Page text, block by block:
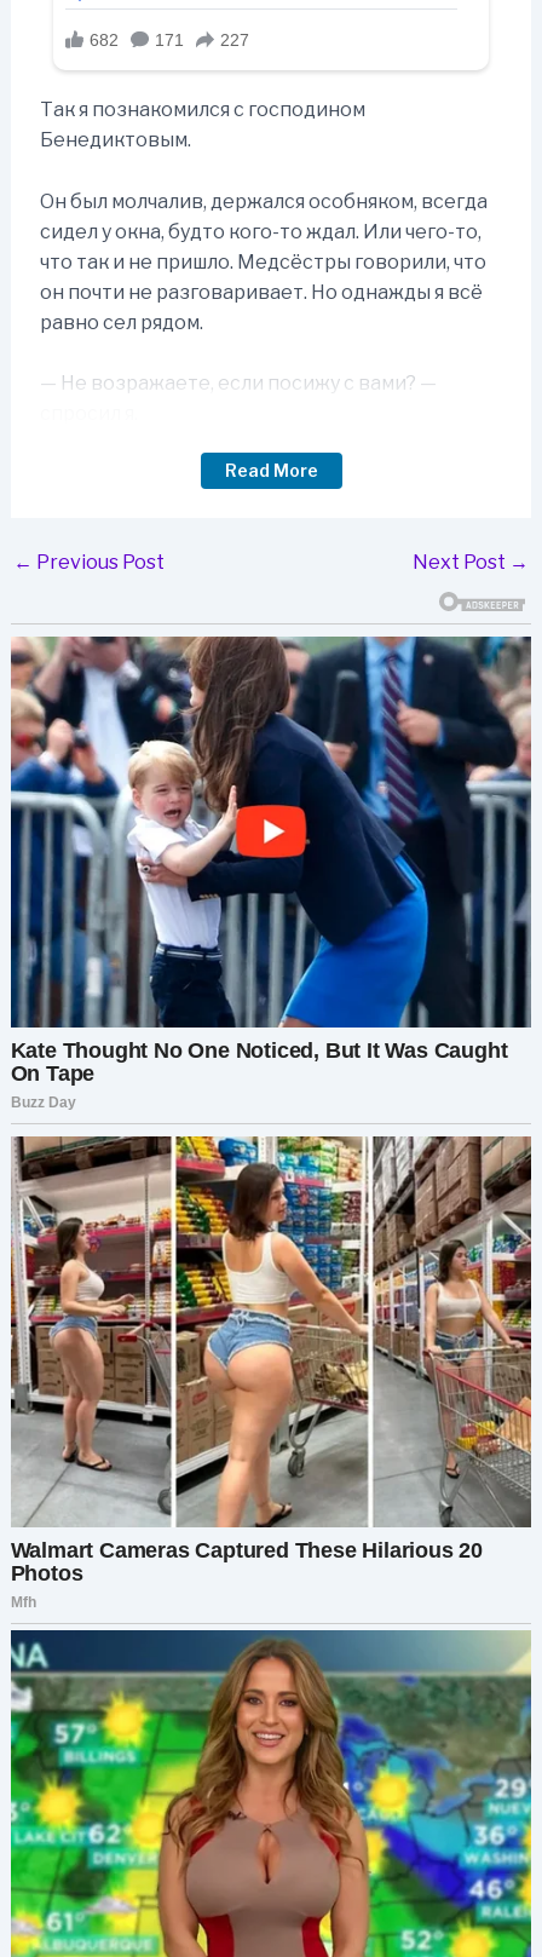
Так я познакомился с господином
Бенедиктовым.
Он был молчалив, держался особняком, всегда
сидел у окна, будто кого-то ждал. Или чего-то,
что так и не пришло. Медсёстры говорили, что
он почти не разговаривает. Но однажды я всё
равно сел рядом.
— Не возражаете, если посижу с вами? —
Он мельком взглянул на меня, потом снова в
— Только поменьше болтай.
Справедливо.
Неделями мы просто сидели в тишине,
наблюдая за миром снаружи. А потом, однажды
днём, он заговорил:
— Бывало у тебя что-то такое, о чём жалеешь
так сильно, что это не даёт тебе покоя?
Я не знал, что ответить. Он никогда раньше не
открывался. Я просто кивнула.
Он тяжело вздохнул, вцепившись в
подлокотники, будто готовился к удару.
— Был у меня сын, — начал он. Голос дрогнул. —
Замечательный парень. А я… слишком гордый,
упрямый. Мы поругались… и я так ему и не
перезвонил.
У меня сжалось сердце.
— А потом вы…? — тихо спросила я.
Он медленно покачал головой:
— Когда наконец проглотил свою гордость,
было уже поздно. — Его руки задрожали. — И
теперь каждый день я сижу здесь и думаю: а
вдруг он так и не простил меня?..
Я не нашла слов. Просто взяла его за руку.
Он сжал мою ладонь, будто боялся отпустить.
В следующий раз, когда я пришла, его кресло
было пустым.
А когда я спросила о нём у медсестры, она
глубоко вздохнула и взглянула на меня мягко, с
понимающей грустью.
— Он ушёл прошлой ночью, — сказала она тихо.
— Спокойно. Во сне.
Read More
Post
← Previous Post Next Post →